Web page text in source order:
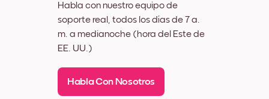
Habla con nuestro equipo de
soporte real, todos los días de 7 a.
m. a medianoche (hora del Este de
EE. UU.)
Habla Con Nosotros